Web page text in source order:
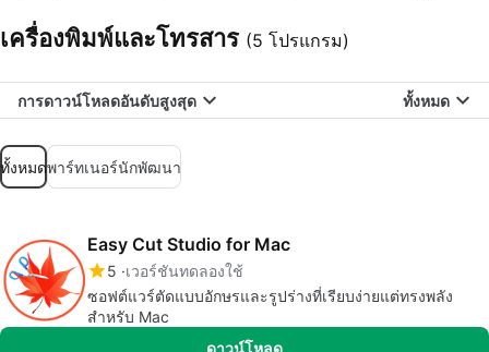
เครื่องพิมพ์และโทรสาร (5 โปรแกรม)
การดาวน์โหลดอันดับสูงสุด ทั้งหมด
ทั้งหมดพาร์ทเนอร์นักพัฒนา
Easy Cut Studio for Mac
5 เวอร์ชันทดลองใช้
ซอฟต์แวร์ตัดแบบอักษรและรูปร่างที่เรียบง่ายแต่ทรงพลัง
สำหรับ Mac
ดาวน์โหลด